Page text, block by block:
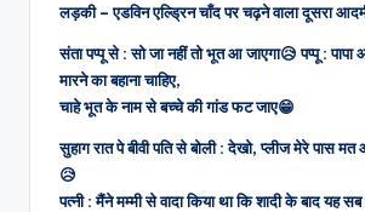
लड़की – एडविन एल्ड्रिन चाँद पर चढ़ने वाला दूसरा
संता पप्पू से : सो जा नहीं तो भूत आ जाएगा😥 पप्पू : पापा
मारने का बहाना चाहिए,
चाहे भूत के नाम से बच्चे की गांड फट जाए😁
सुहाग रात पे बीवी पति से बोली : देखो, प्लीज मेरे पास
😥
पत्नी : मैंने मम्मी से वादा किया था कि शादी के बाद यह